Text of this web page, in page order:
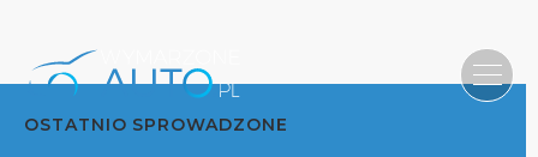
OSTATNIO SPROWADZONE